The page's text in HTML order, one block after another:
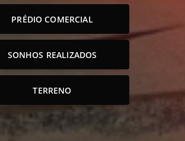
PRÉDIO COMERCIAL
SONHOS REALIZADOS
TERRENO